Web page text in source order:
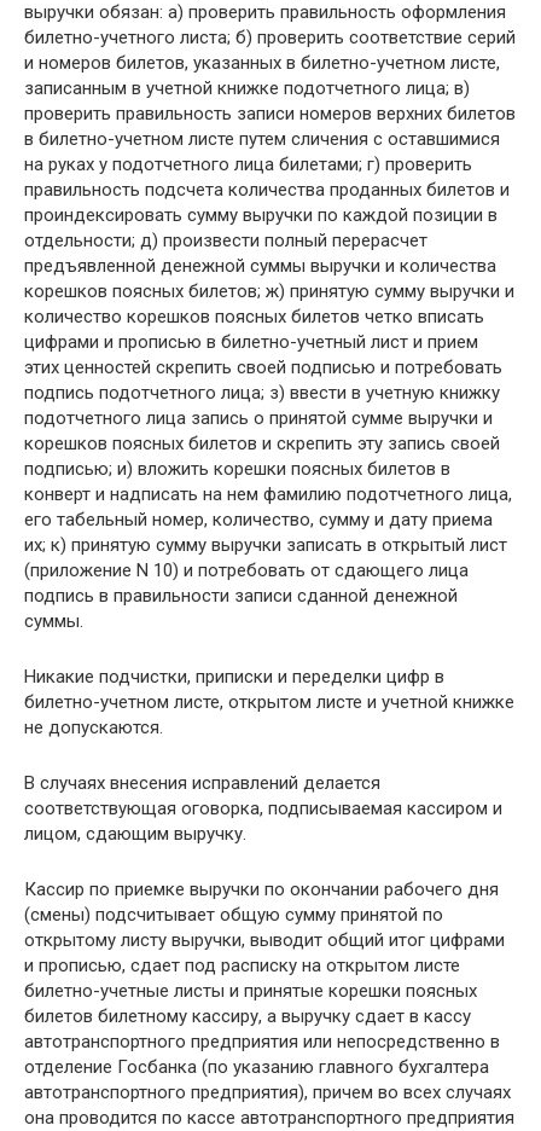
выручки обязан: а) проверить правильность оформления
билетно-учетного листа; б) проверить соответствие серий
и номеров билетов, указанных в билетно-учетном листе,
записанным в учетной книжке подотчетного лица; в)
проверить правильность записи номеров верхних билетов
в билетно-учетном листе путем сличения с оставшимися
на руках у подотчетного лица билетами; г) проверить
правильность подсчета количества проданных билетов и
проиндексировать сумму выручки по каждой позиции в
отдельности; д) произвести полный перерасчет
предъявленной денежной суммы выручки и количества
корешков поясных билетов; ж) принятую сумму выручки и
количество корешков поясных билетов четко вписать
цифрами и прописью в билетно-учетный лист и прием
этих ценностей скрепить своей подписью и потребовать
подпись подотчетного лица; з) ввести в учетную книжку
подотчетного лица запись о принятой сумме выручки и
корешков поясных билетов и скрепить эту запись своей
подписью; и) вложить корешки поясных билетов в
конверт и надписать на нем фамилию подотчетного лица,
его табельный номер, количество, сумму и дату приема
их; к) принятую сумму выручки записать в открытый лист
(приложение N 10) и потребовать от сдающего лица
подпись в правильности записи сданной денежной
суммы.
Никакие подчистки, приписки и переделки цифр в
билетно-учетном листе, открытом листе и учетной книжке
не допускаются.
В случаях внесения исправлений делается
соответствующая оговорка, подписываемая кассиром и
лицом, сдающим выручку.
Кассир по приемке выручки по окончании рабочего дня
(смены) подсчитывает общую сумму принятой по
открытому листу выручки, выводит общий итог цифрами
и прописью, сдает под расписку на открытом листе
билетно-учетные листы и принятые корешки поясных
билетов билетному кассиру, а выручку сдает в кассу
автотранспортного предприятия или непосредственно в
отделение Госбанка (по указанию главного бухгалтера
автотранспортного предприятия), причем во всех случаях
она проводится по кассе автотранспортного предприятия